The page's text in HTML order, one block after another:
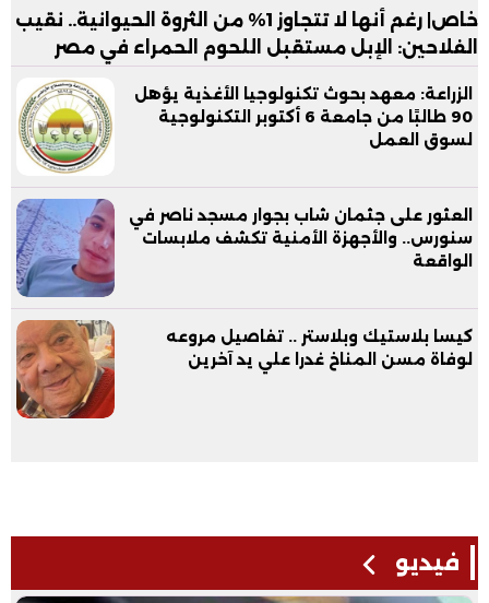
خاص| رغم أنها لا تتجاوز 1% من الثروة الحيوانية.. نقيب
الفلاحين: الإبل مستقبل اللحوم الحمراء في مصر
الزراعة: معهد بحوث تكنولوجيا الأغذية يؤهل
90 طالبًا من جامعة 6 أكتوبر التكنولوجية
لسوق العمل
العثور على جثمان شاب بجوار مسجد ناصر في
سنورس.. والأجهزة الأمنية تكشف ملابسات
الواقعة
كيسا بلاستيك وبلاستر .. تفاصيل مروعه
لوفاة مسن المناخ غدرا علي يد آخرين
فيديو